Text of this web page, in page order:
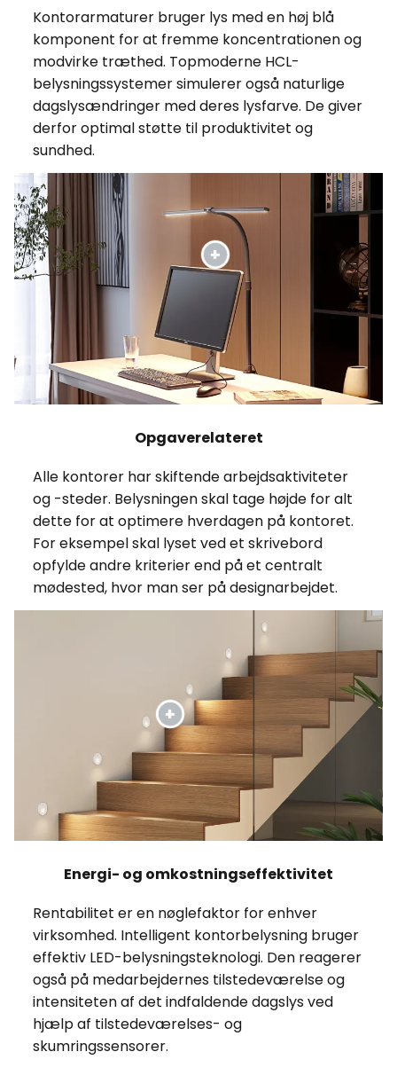
Kontorarmaturer bruger lys med en høj blå
komponent for at fremme koncentrationen og
modvirke træthed. Topmoderne HCL-
belysningssystemer simulerer også naturlige
dagslysændringer med deres lysfarve. De giver
derfor optimal støtte til produktivitet og
sundhed.
Opgaverelateret
Alle kontorer har skiftende arbejdsaktiviteter
og -steder. Belysningen skal tage højde for alt
dette for at optimere hverdagen på kontoret.
For eksempel skal lyset ved et skrivebord
opfylde andre kriterier end på et centralt
mødested, hvor man ser på designarbejdet.
Energi- og omkostningseffektivitet
Rentabilitet er en nøglefaktor for enhver
virksomhed. Intelligent kontorbelysning bruger
effektiv LED-belysningsteknologi. Den reagerer
også på medarbejdernes tilstedeværelse og
intensiteten af det indfaldende dagslys ved
hjælp af tilstedeværelses- og
skumringssensorer.